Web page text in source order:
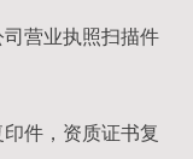
司营业执照扫描件
件，资质证书复